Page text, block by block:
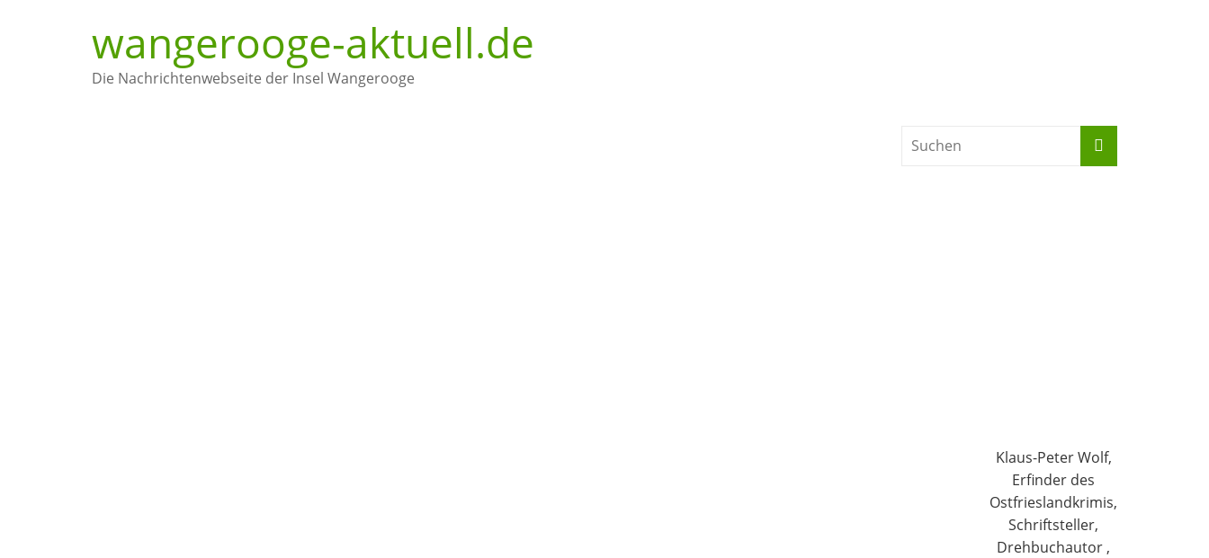
wangerooge-aktuell.de
Die Nachrichtenwebseite der Insel Wangerooge
Klaus-Peter Wolf,
Erfinder des
Ostfrieslandkrimis,
Schriftsteller,
Drehbuchautor ,